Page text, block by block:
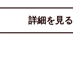
詳細を見る